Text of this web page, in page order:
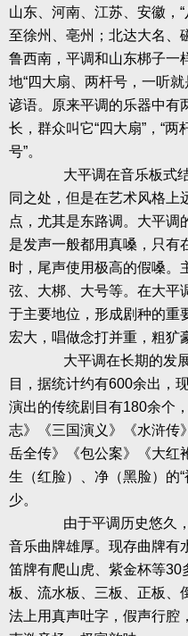
山东、河南、江苏、安徽，
至徐州、亳州；北达大名、
鲁西南，平调和山东梆子一
地“四大扇、两杆号，一听
谚语。原来平调的乐器中有
长，群众叫它“四大扇”，“两
号”。
大平调在音乐板式结
同之处，但是在艺术风格上
点，尤其是东路调。大平调
是发声一般都用真嗓，只有
时，尾声使用极高的假嗓。
弦、大梆、大号等。在大平
于主要地位，形成剧种的重
宏大，唱做念打并重，粗犷
大平调在长期的发展
目，据统计约有600余出，
演出的传统剧目有180余个
志》《三国演义》《水浒传
岳全传》《包公案》《大红
生（红脸）、净（黑脸）的
少。
由于平调历史悠久，
音乐曲牌雄厚。现存曲牌有
笛牌有爬山虎、紫金杯等30
板、流水板、三板、正板、
法上用真声吐字，假声行腔